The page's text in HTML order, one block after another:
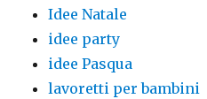
Idee Natale
idee party
idee Pasqua
lavoretti per bambini